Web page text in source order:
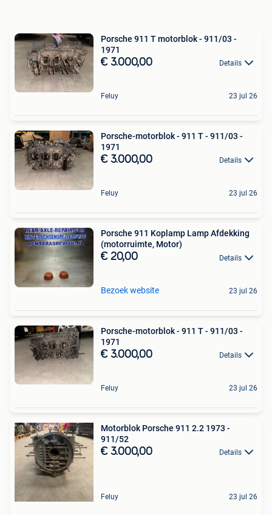
Porsche 911 T motorblok - 911/03 -
1971
€ 3.000,00 Details
Feluy 23 jul 26
Porsche-motorblok - 911 T - 911/03 -
1971
€ 3.000,00 Details
Feluy 23 jul 26
Porsche 911 Koplamp Lamp Afdekking
(motorruimte, Motor)
€ 20,00 Details
Bezoek website 23 jul 26
Porsche-motorblok - 911 T - 911/03 -
1971
€ 3.000,00 Details
Feluy 23 jul 26
Motorblok Porsche 911 2.2 1973 -
911/52
€ 3.000,00 Details
Feluy 23 jul 26